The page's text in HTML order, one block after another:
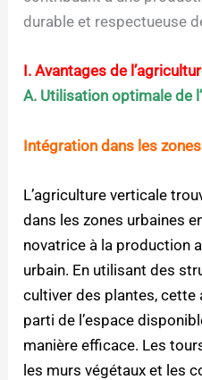
durable et respectueuse
I. Avantages de
A. Utilisation optimale de
Intégration dans les
L’agriculture verticale
dans les zones urbaines
novatrice à la production
urbain. En utilisant des
cultiver des plantes,
parti de l’espace
manière efficace. Les
les murs végétaux et les